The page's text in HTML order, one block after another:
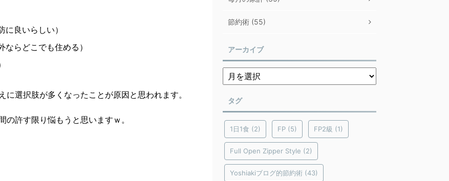
に良いらしい）
ならどこでも住める）
選択肢が多くなったことが原因と思われます。
の許す限り悩もうと思いますｗ。
節約術 (55)
アーカイブ
タグ
1日1食 (2) FP (5) FP2級 (1)
Full Open Zipper Style (2)
Yoshiakiブログ的節約術 (43)